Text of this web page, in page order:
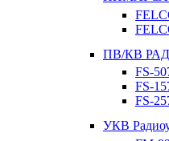
ПВ/КВ
FS-
FS-
FS-
УКВ